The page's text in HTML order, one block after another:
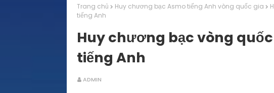
Trang chủ Huy chương bạc Asmo tiếng Anh vòng quốc gia
tiếng Anh
Huy chương bạc vòng
tiếng Anh
ADMIN